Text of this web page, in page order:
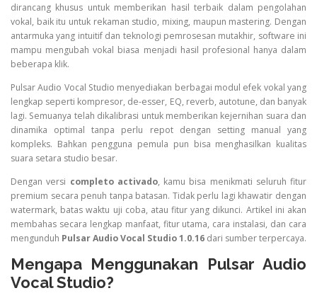
dirancang khusus untuk memberikan hasil terbaik dalam pengolahan
vokal, baik itu untuk rekaman studio, mixing, maupun mastering. Dengan
antarmuka yang intuitif dan teknologi pemrosesan mutakhir, software ini
mampu mengubah vokal biasa menjadi hasil profesional hanya dalam
beberapa klik.
Pulsar Audio Vocal Studio menyediakan berbagai modul efek vokal yang
lengkap seperti kompresor, de-esser, EQ, reverb, autotune, dan banyak
lagi. Semuanya telah dikalibrasi untuk memberikan kejernihan suara dan
dinamika optimal tanpa perlu repot dengan setting manual yang
kompleks. Bahkan pengguna pemula pun bisa menghasilkan kualitas
suara setara studio besar.
Dengan versi completo activado, kamu bisa menikmati seluruh fitur
premium secara penuh tanpa batasan. Tidak perlu lagi khawatir dengan
watermark, batas waktu uji coba, atau fitur yang dikunci. Artikel ini akan
membahas secara lengkap manfaat, fitur utama, cara instalasi, dan cara
mengunduh Pulsar Audio Vocal Studio 1.0.16 dari sumber terpercaya.
Mengapa Menggunakan Pulsar Audio
Vocal Studio?